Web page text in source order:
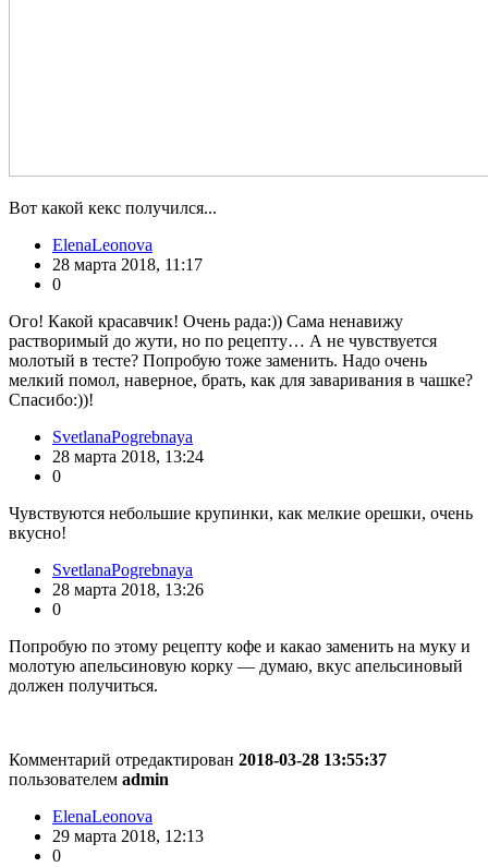
Вот какой кекс получился...
ElenaLeonova
28 марта 2018, 11:17
0
Ого! Какой красавчик! Очень рада:)) Сама ненавижу
растворимый до жути, но по рецепту… А не чувствуется
молотый в тесте? Попробую тоже заменить. Надо очень
мелкий помол, наверное, брать, как для заваривания в чашке?
Спасибо:))!
SvetlanaPogrebnaya
28 марта 2018, 13:24
0
Чувствуются небольшие крупинки, как мелкие орешки, очень
вкусно!
SvetlanaPogrebnaya
28 марта 2018, 13:26
0
Попробую по этому рецепту кофе и какао заменить на муку и
молотую апельсиновую корку — думаю, вкус апельсиновый
должен получиться.
Комментарий отредактирован 2018-03-28 13:55:37
пользователем admin
ElenaLeonova
29 марта 2018, 12:13
0